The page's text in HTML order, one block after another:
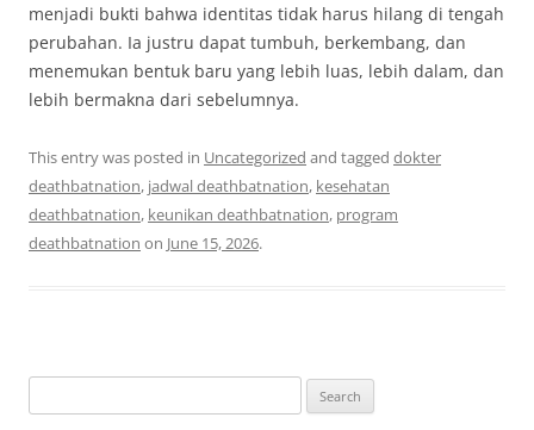
menjadi bukti bahwa identitas tidak harus hilang di tengah
perubahan. Ia justru dapat tumbuh, berkembang, dan
menemukan bentuk baru yang lebih luas, lebih dalam, dan
lebih bermakna dari sebelumnya.
This entry was posted in Uncategorized and tagged dokter
deathbatnation, jadwal deathbatnation, kesehatan
deathbatnation, keunikan deathbatnation, program
deathbatnation on June 15, 2026.
for: